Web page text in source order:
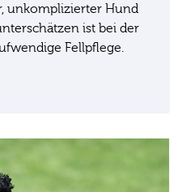
unkomplizierter Hund
ist bei der
Fellpflege.